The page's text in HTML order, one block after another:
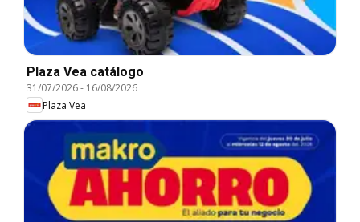
Plaza Vea catálogo
31/07/2026- 16/08/2026
Plaza Vea